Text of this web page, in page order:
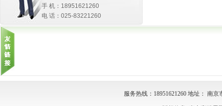
手 机：18951621260
电 话：025-83221260
服务热线：18951621260 地址： 南